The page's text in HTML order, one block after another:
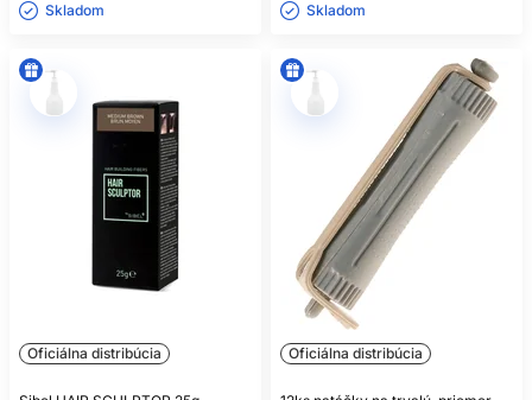
Skladom ㅤ Skladom ㅤ
Oficiálna distribúcia Oficiálna distribúcia